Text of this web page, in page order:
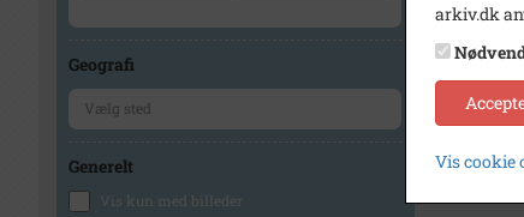
Geografi
Generelt
Vis kun med billeder
arkiv.dk
Vis cookie